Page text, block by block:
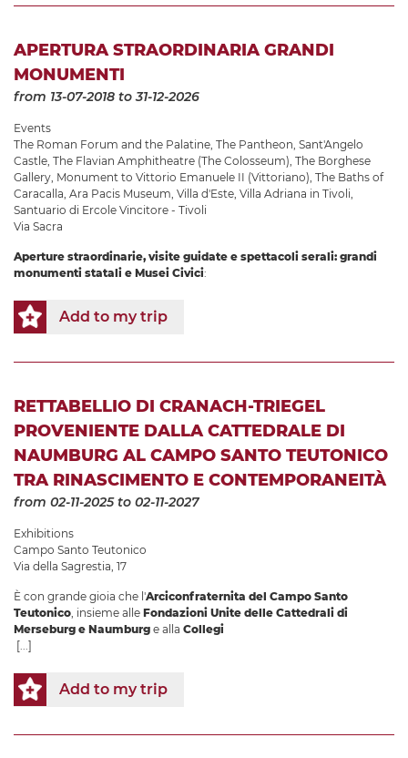
APERTURA STRAORDINARIA GRANDI
MONUMENTI
from 13-07-2018 to 31-12-2026
Events
The Roman Forum and the Palatine, The Pantheon, Sant'Angelo
Castle, The Flavian Amphitheatre (The Colosseum), The Borghese
Gallery, Monument to Vittorio Emanuele II (Vittoriano), The Baths of
Caracalla, Ara Pacis Museum, Villa d'Este, Villa Adriana in Tivoli,
Santuario di Ercole Vincitore - Tivoli
Via Sacra
Aperture straordinarie, visite guidate e spettacoli serali: grandi
monumenti statali e Musei Civici:
Add to my trip
RETTABELLIO DI CRANACH-TRIEGEL
PROVENIENTE DALLA CATTEDRALE DI
NAUMBURG AL CAMPO SANTO TEUTONICO
TRA RINASCIMENTO E CONTEMPORANEITÀ
from 02-11-2025to 02-11-2027
Exhibitions
Campo Santo Teutonico
Via della Sagrestia, 17
È con grande gioia che l'Arciconfraternita del Campo Santo
Teutonico, insieme alle Fondazioni Unite delle Cattedrali di
Merseburg e Naumburg e alla Collegi
[...]
Add to my trip